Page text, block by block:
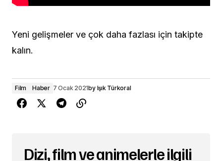
Yeni gelişmeler ve çok daha fazlası için takipte
kalın.
Film Haber 7 Ocak 2021by Işık Türkoral
Dizi, film ve animelerle ilgili